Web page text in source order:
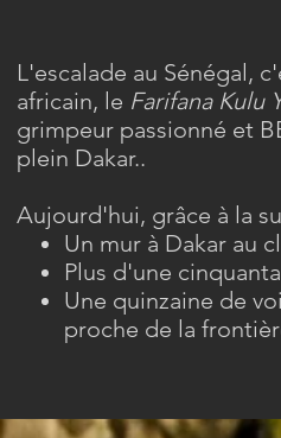
L'escalade au Sénégal,
africain, le Farifana Kulu
grimpeur passionné et
plein Dakar..
Aujourd'hui, grâce à la
Un mur à Dakar au
Plus d'une
Une quinzaine de
proche de la